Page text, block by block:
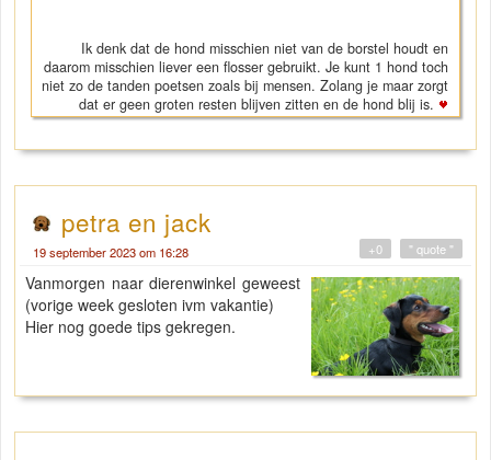
Ik denk dat de hond misschien niet van de borstel houdt en
daarom misschien liever een flosser gebruikt. Je kunt 1 hond toch
niet zo de tanden poetsen zoals bij mensen. Zolang je maar zorgt
dat er geen groten resten blijven zitten en de hond blij is.
petra en jack
19 september 2023 om 16:28 " quote "
+0
Vanmorgen naar dierenwinkel geweest
(vorige week gesloten ivm vakantie)
Hier nog goede tips gekregen.